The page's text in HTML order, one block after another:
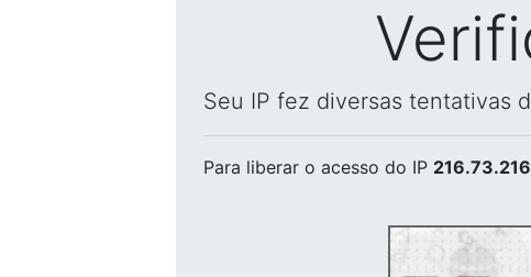
Seu IP fez diversas tentativas
Para liberar o acesso do IP